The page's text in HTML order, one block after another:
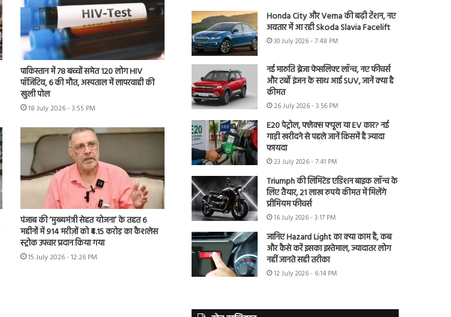
पाकिस्तान में 78 बच्चों समेत 120 लोग HIV
पॉजिटिव, 6 की मौत, अस्पताल में लापरवाही की
खुली पोल
18 July 2026 - 3:55 PM
पंजाब की ‘मुख्यमंत्री सेहत योजना’ के तहत 6
महीनों में 914 मरीज़ों को ₹4.15 करोड़ का कैशलेस
स्ट्रोक उपचार प्रदान किया गया
15 July 2026 - 12:26 PM
Honda City और Verna की बढ़ी टेंशन, नए
अवतार में आ रही Skoda Slavia Facelift
30 July 2026 - 7:48 PM
नई मारुति ब्रेजा फेसलिफ्ट लॉन्च, नए फीचर्स
और टर्बो इंजन के साथ आई SUV, जानें क्या है
कीमत
26 July 2026 - 3:56 PM
E20 पेट्रोल, फ्लेक्स फ्यूल या EV कार? नई
गाड़ी खरीदने से पहले जानें किसमें है ज्यादा
फायदा
23 July 2026 - 7:41 PM
Triumph की लिमिटेड एडिशन बाइक लॉन्च के
लिए तैयार, 21 लाख रुपये कीमत में मिलेंगे
प्रीमियम फीचर्स
16 July 2026 - 3:17 PM
जानिए Hazard Light का क्या काम है, कब
और कैसे करें इसका इस्तेमाल, ज्यादातर लोग
नहीं जानते सही तरीका
12 July 2026 - 6:14 PM